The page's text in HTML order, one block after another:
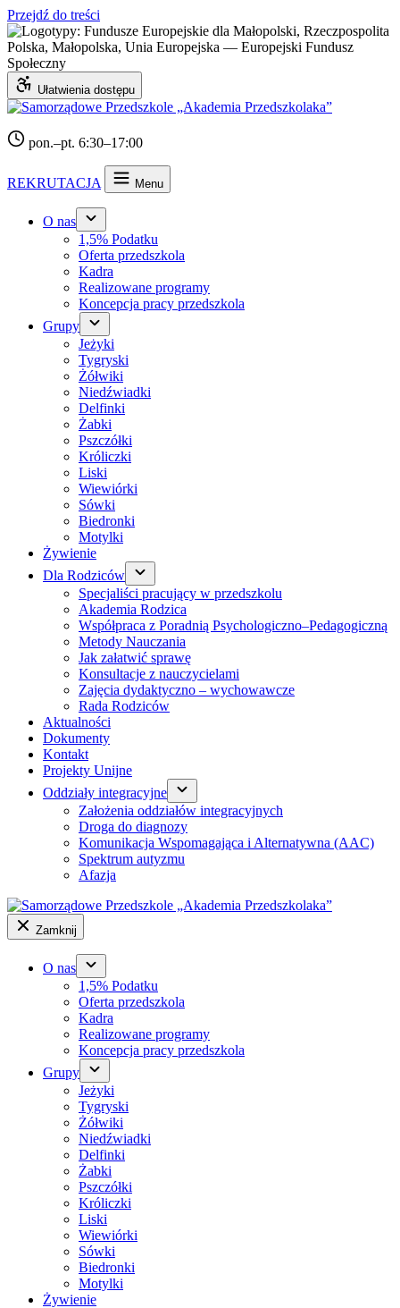
Przejdź do treści
Ułatwienia dostępu
pon.–pt. 6:30–17:00
REKRUTACJA Menu
O nas
1,5% Podatku
Oferta przedszkola
Kadra
Realizowane programy
Koncepcja pracy przedszkola
Grupy
Jeżyki
Tygryski
Żółwiki
Niedźwiadki
Delfinki
Żabki
Pszczółki
Króliczki
Liski
Wiewiórki
Sówki
Biedronki
Motylki
Żywienie
Dla Rodziców
Specjaliści pracujący w przedszkolu
Akademia Rodzica
Współpraca z Poradnią Psychologiczno–Pedagogiczną
Metody Nauczania
Jak załatwić sprawę
Konsultacje z nauczycielami
Zajęcia dydaktyczno – wychowawcze
Rada Rodziców
Aktualności
Dokumenty
Kontakt
Projekty Unijne
Oddziały integracyjne
Założenia oddziałów integracyjnych
Droga do diagnozy
Komunikacja Wspomagająca i Alternatywna (AAC)
Spektrum autyzmu
Afazja
Zamknij
O nas
1,5% Podatku
Oferta przedszkola
Kadra
Realizowane programy
Koncepcja pracy przedszkola
Grupy
Jeżyki
Tygryski
Żółwiki
Niedźwiadki
Delfinki
Żabki
Pszczółki
Króliczki
Liski
Wiewiórki
Sówki
Biedronki
Motylki
Żywienie